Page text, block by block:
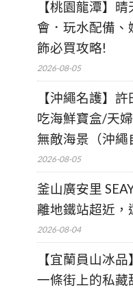
【桃園龍潭】
會．玩水配備、
飾必買攻略!
2026-08-05
【沖繩名護】
吃海鮮寶盒/天
無敵海景（沖繩
2026-08-05
釜山廣安里
離地鐵站超近，
2026-08-04
【宜蘭員山冰
一條街上的私藏